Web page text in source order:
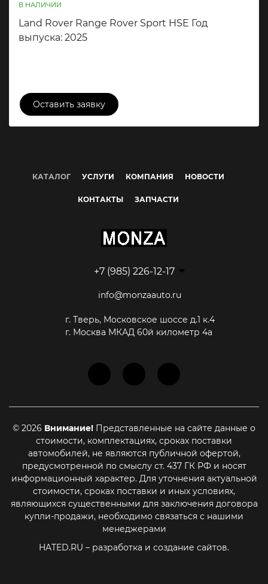
В НАЛИЧИИ
Land Rover Range Rover Sport HSE Год
выпуска: 2025
Оставить заявку
КАТАЛОГ УСЛУГИ КОМПАНИЯ НОВОСТИ
КОНТАКТЫ ЗАПЧАСТИ
+7 (985) 226-12-17
info@monzaauto.ru
г. Тверь, Московское шоссе д.1 к.4
г. Москва МКАД 60й километр 4а
© 2026 Внимание! Представленные на сайте данные о
стоимости, комплектациях, сроках поставки
автомобилей, не являются публичной офертой,
предусмотренной по смыслу ст. 437 ГК РФ и носят
информационный характер. Для уточнения актуальной
стоимости, сроках поставки и иных условиях,
являющихся существенными для заключения договора
купли-продажи, необходимо связаться с нашими
менеджерами
HATED.RU – разработка и создание сайтов.